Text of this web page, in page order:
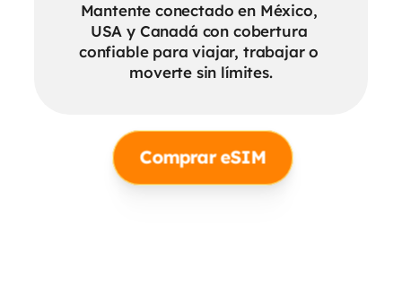
Mantente conectado en México,
USA y Canadá con cobertura
confiable para viajar, trabajar o
moverte sin límites.
Comprar eSIM